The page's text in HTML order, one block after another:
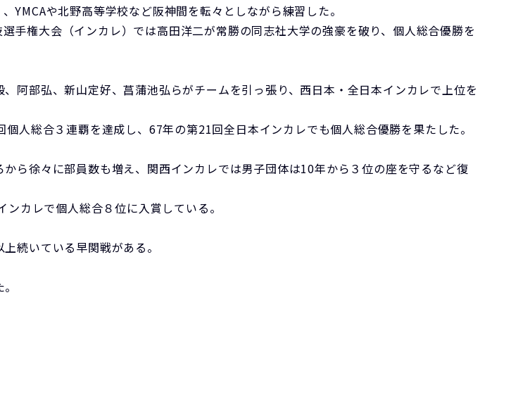
や北野高等学校など阪神間を転々としながら練習した。
手権大会（インカレ）では高田洋二が常勝の同志社大学の強豪を破り、個人総合優勝を
阿部弘、新山定好、菖蒲池弘らがチームを引っ張り、西日本・全日本インカレで上位を
人総合３連覇を達成し、67年の第21回全日本インカレでも個人総合優勝を果たした。
ら徐々に部員数も増え、関西インカレでは男子団体は10年から３位の座を守るなど復
カレで個人総合８位に入賞している。
続いている早関戦がある。